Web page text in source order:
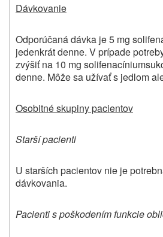
Dávkovanie
Odporúčaná dávka je 5 mg
jedenkrát denne. V prípade
zvýšiť na 10 mg
denne. Môže sa užívať s jedlom
Osobitné skupiny pacientov
Starší pacienti
U starších pacientov nie je
dávkovania.
Pacienti s poškodením funkcie